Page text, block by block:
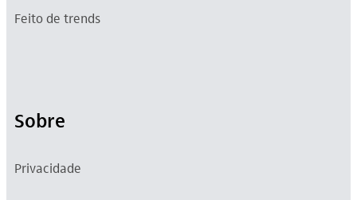
Feito de trends
Sobre
Privacidade